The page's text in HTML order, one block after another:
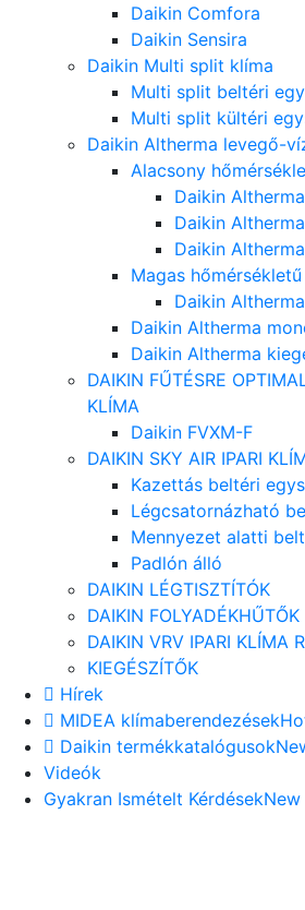
Daikin Comfora
Daikin Sensira
Daikin Multi split klíma
Multi split beltéri
Multi split kültéri
Daikin Altherma levegő-
Alacsony
Daikin
Daikin
Daikin
Magas
Daikin
Daikin Altherma
Daikin Altherma
DAIKIN FŰTÉSRE
KLÍMA
Daikin FVXM-F
DAIKIN SKY AIR IPARI
Kazettás beltéri
Légcsatornázható
Mennyezet alatti
Padlón álló
DAIKIN LÉGTISZTÍTÓK
DAIKIN FOLYADÉKHŰTŐK
DAIKIN VRV IPARI KLÍMA
KIEGÉSZÍTŐK
Hírek
MIDEA klímaberendezések
Daikin termékkatalógusok
Videók
Gyakran Ismételt KérdésekNew